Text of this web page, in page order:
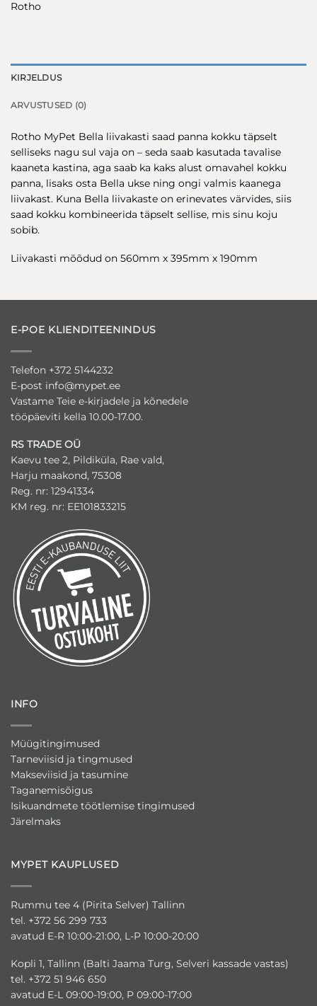
Rotho
KIRJELDUS
ARVUSTUSED (0)
Rotho MyPet Bella liivakasti saad panna kokku täpselt
selliseks nagu sul vaja on – seda saab kasutada tavalise
kaaneta kastina, aga saab ka kaks alust omavahel kokku
panna, lisaks osta Bella ukse ning ongi valmis kaanega
liivakast. Kuna Bella liivakaste on erinevates värvides, siis
saad kokku kombineerida täpselt sellise, mis sinu koju
sobib.
Liivakasti mõõdud on 560mm x 395mm x 190mm
E-POE KLIENDITEENINDUS
Telefon +372 5144232
E-post info@mypet.ee
Vastame Teie e-kirjadele ja kõnedele
tööpäeviti kella 10.00-17.00.
RS TRADE OÜ
Kaevu tee 2, Pildiküla, Rae vald,
Harju maakond, 75308
Reg. nr: 12941334
KM reg. nr: EE101833215
INFO
Müügitingimused
Tarneviisid ja tingmused
Makseviisid ja tasumine
Taganemisõigus
Isikuandmete töötlemise tingimused
Järelmaks
MYPET KAUPLUSED
Rummu tee 4 (Pirita Selver) Tallinn
tel. +372 56 299 733
avatud E-R 10:00-21:00, L-P 10:00-20:00
Kopli 1, Tallinn (Balti Jaama Turg, Selveri kassade vastas)
tel. +372 51 946 650
avatud E-L 09:00-19:00, P 09:00-17:00